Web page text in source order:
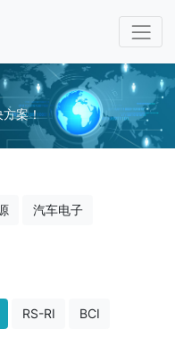
方案！
汽车电子
RS-RI BCI